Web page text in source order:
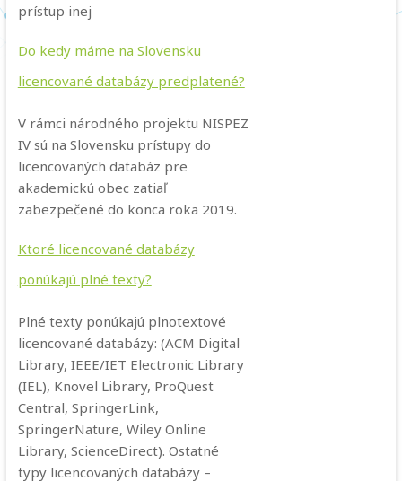
prístup inej
Do kedy máme na Slovensku
licencované databázy predplatené?
V rámci národného projektu NISPEZ
IV sú na Slovensku prístupy do
licencovaných databáz pre
akademickú obec zatiaľ
zabezpečené do konca roka 2019.
Ktoré licencované databázy
ponúkajú plné texty?
Plné texty ponúkajú plnotextové
licencované databázy: (ACM Digital
Library, IEEE/IET Electronic Library
(IEL), Knovel Library, ProQuest
Central, SpringerLink,
SpringerNature, Wiley Online
Library, ScienceDirect). Ostatné
typy licencovaných databázy –